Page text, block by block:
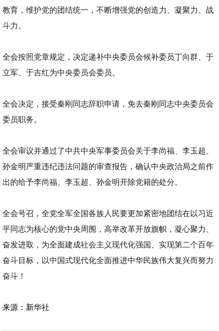
教育，维护党的团结统一，不断增强党的创造力、凝聚力、战
斗力。
全会按照党章规定，决定递补中央委员会候补委员丁向群、于
立军、于吉红为中央委员会委员。
全会决定，接受秦刚同志辞职申请，免去秦刚同志中央委员会
委员职务。
全会审议并通过了中共中央军事委员会关于李尚福、李玉超、
孙金明严重违纪违法问题的审查报告，确认中央政治局之前作
出的给予李尚福、李玉超、孙金明开除党籍的处分。
全会号召，全党全军全国各族人民要更加紧密地团结在以习近
平同志为核心的党中央周围，高举改革开放旗帜，凝心聚力、
奋发进取，为全面建成社会主义现代化强国、实现第二个百年
奋斗目标，以中国式现代化全面推进中华民族伟大复兴而努力
奋斗！
来源：新华社